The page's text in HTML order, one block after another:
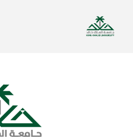
المحتوى